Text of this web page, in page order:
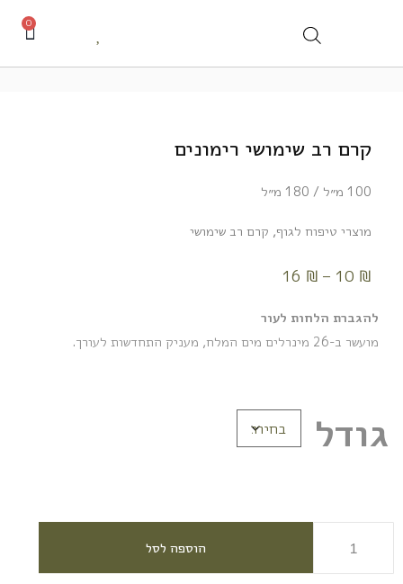
0
קרם רב שימושי רימונים
100 מ״ל / 180 מ״ל
מוצרי טיפוח לגוף, קרם רב שימושי
10 ₪
–
16 ₪
להגברת הלחות לעור
מועשר ב-26 מינרלים מים המלח, מעניק התחדשות לעורך.
גודל
הוספה לסל